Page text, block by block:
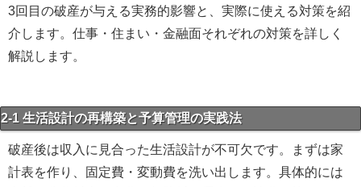
3回目の破産が与える実務的影響と、実際に使える対策を紹
介します。仕事・住まい・金融面それぞれの対策を詳しく
解説します。
2-1 生活設計の再構築と予算管理の実践法
破産後は収入に見合った生活設計が不可欠です。まずは家
計表を作り、固定費・変動費を洗い出します。具体的には